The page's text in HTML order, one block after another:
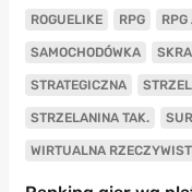
ROGUELIKE RPG
SAMOCHODÓWKA
STRATEGICZNA
STRZELANINA TAK.
WIRTUALNA